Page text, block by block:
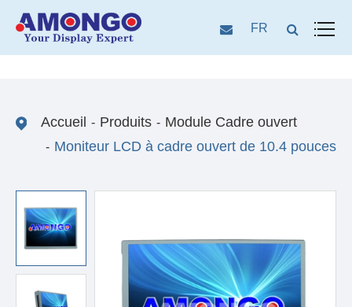
FR
Accueil Produits
Module Cadre ouvert
Moniteur LCD à cadre ouvert de 10.4 pouces